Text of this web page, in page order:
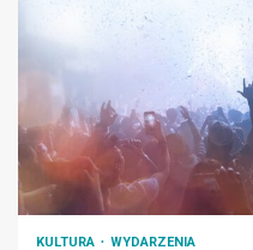
KULTURA WYDARZENIA